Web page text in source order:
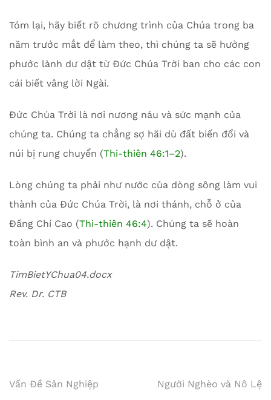
Tóm lại, hãy biết rõ chương trình của Chúa trong ba
năm trước mắt để làm theo, thì chúng ta sẽ hưởng
phước lành dư dật từ Đức Chúa Trời ban cho các con
cái biết vâng lời Ngài.
Đức Chúa Trời là nơi nương náu và sức mạnh của
chúng ta. Chúng ta chẳng sợ hãi dù đất biến đổi và
núi bị rung chuyển (Thi-thiên 46:1–2).
Lòng chúng ta phải như nước của dòng sông làm vui
thành của Đức Chúa Trời, là nơi thánh, chỗ ở của
Đấng Chí Cao (Thi-thiên 46:4). Chúng ta sẽ hoàn
toàn bình an và phước hạnh dư dật.
TimBietYChua04.docx
Rev. Dr. CTB
Post
Vấn Đề Sản Nghiệp Người Nghèo và Nô Lệ